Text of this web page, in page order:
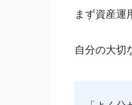
まず資産運
自分の大切